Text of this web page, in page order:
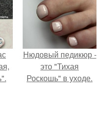
Нюдовый педикюр -
это "Тихая
Роскошь" в уходе.